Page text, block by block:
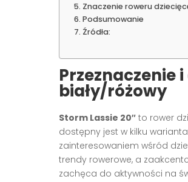
Znaczenie roweru
Podsumowanie
Źródła:
Przeznaczenie
biały/różowy
Storm Lassie 20″ to rower
dostępny jest w kilku
zainteresowaniem wśród
trendy rowerowe, a
zachęca do aktywności na